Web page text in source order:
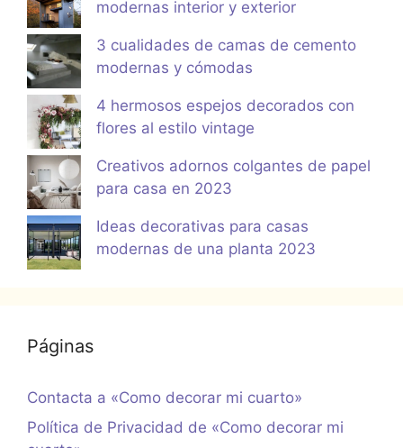
modernas interior y exterior
3 cualidades de camas de cemento
modernas y cómodas
4 hermosos espejos decorados con
flores al estilo vintage
Creativos adornos colgantes de papel
para casa en 2023
Ideas decorativas para casas
modernas de una planta 2023
Páginas
Contacta a «Como decorar mi cuarto»
Política de Privacidad de «Como decorar mi